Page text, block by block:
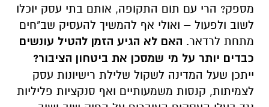
מספק? הרי עם תום התקופה, אותם בתי עסק יוכלו
לשוב ולפעול – ואולי אף להמשיך להעסיק שב"חים
מתחת לרדאר. האם לא הגיע הזמן להטיל עונשים
כבדים יותר על מי שמסכן את ביטחון הציבור?
ייתכן שעל המדינה לשקול שלילת רישיונות עסק
לצמיתות, קנסות משמעותיים ואף סנקציות פליליות